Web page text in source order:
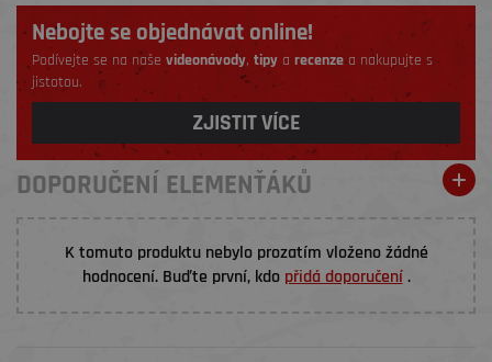
Nebojte se objednávat online!
Podívejte se na naše videonávody,tipy a recenzea nakupujte s
jistotou.
ZJISTIT VÍCE
DOPORUČENÍ ELEMENŤÁKŮ
K tomuto produktu nebylo prozatím vloženo žádné
hodnocení. Buďte první, kdo přidá doporučení.